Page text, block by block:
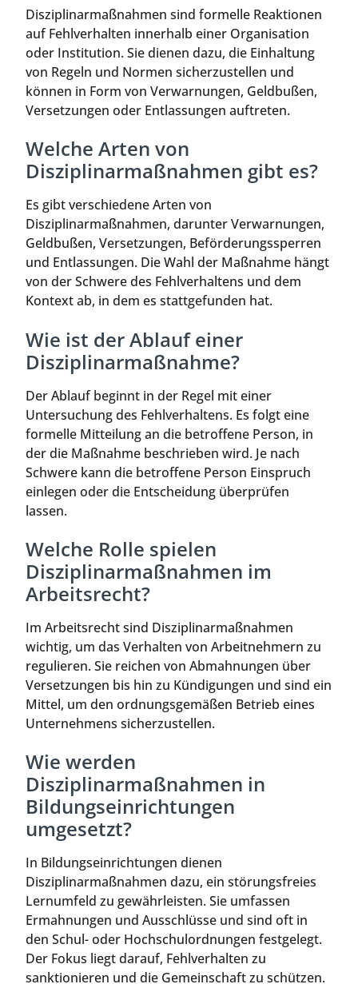
Disziplinarmaßnahmen sind formelle Reaktionen
auf Fehlverhalten innerhalb einer Organisation
oder Institution. Sie dienen dazu, die Einhaltung
von Regeln und Normen sicherzustellen und
können in Form von Verwarnungen, Geldbußen,
Versetzungen oder Entlassungen auftreten.
Welche Arten von
Disziplinarmaßnahmen gibt es?
Es gibt verschiedene Arten von
Disziplinarmaßnahmen, darunter Verwarnungen,
Geldbußen, Versetzungen, Beförderungssperren
und Entlassungen. Die Wahl der Maßnahme hängt
von der Schwere des Fehlverhaltens und dem
Kontext ab, in dem es stattgefunden hat.
Wie ist der Ablauf einer
Disziplinarmaßnahme?
Der Ablauf beginnt in der Regel mit einer
Untersuchung des Fehlverhaltens. Es folgt eine
formelle Mitteilung an die betroffene Person, in
der die Maßnahme beschrieben wird. Je nach
Schwere kann die betroffene Person Einspruch
einlegen oder die Entscheidung überprüfen
lassen.
Welche Rolle spielen
Disziplinarmaßnahmen im
Arbeitsrecht?
Im Arbeitsrecht sind Disziplinarmaßnahmen
wichtig, um das Verhalten von Arbeitnehmern zu
regulieren. Sie reichen von Abmahnungen über
Versetzungen bis hin zu Kündigungen und sind ein
Mittel, um den ordnungsgemäßen Betrieb eines
Unternehmens sicherzustellen.
Wie werden
Disziplinarmaßnahmen in
Bildungseinrichtungen
umgesetzt?
In Bildungseinrichtungen dienen
Disziplinarmaßnahmen dazu, ein störungsfreies
Lernumfeld zu gewährleisten. Sie umfassen
Ermahnungen und Ausschlüsse und sind oft in
den Schul- oder Hochschulordnungen festgelegt.
Der Fokus liegt darauf, Fehlverhalten zu
sanktionieren und die Gemeinschaft zu schützen.